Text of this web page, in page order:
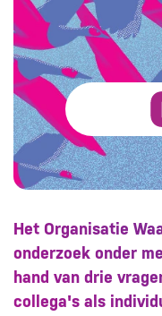
Het Organisatie
onderzoek onder
hand van drie
collega's als